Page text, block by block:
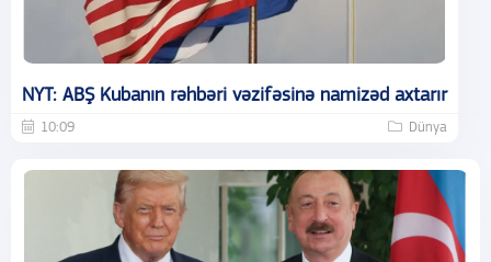
NYT: ABŞ Kubanın rəhbəri vəzifəsinə namizəd axtarır
10:09 Dünya